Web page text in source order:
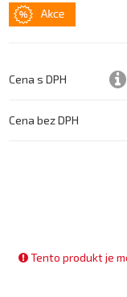
Cena s DPH
Cena bez DPH
Tento produkt je